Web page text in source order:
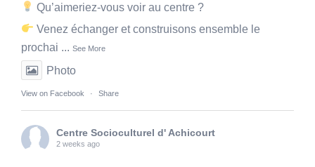
Qu’aimeriez-vous voir au centre ?
Venez échanger et construisons ensemble le
prochai ... See More
Photo
View on Facebook · Share
Centre Socioculturel d' Achicourt
2 weeks ago